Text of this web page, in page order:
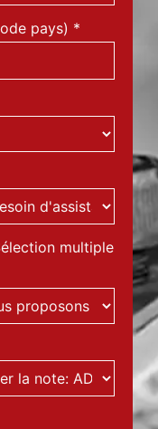
pays) *
multiple